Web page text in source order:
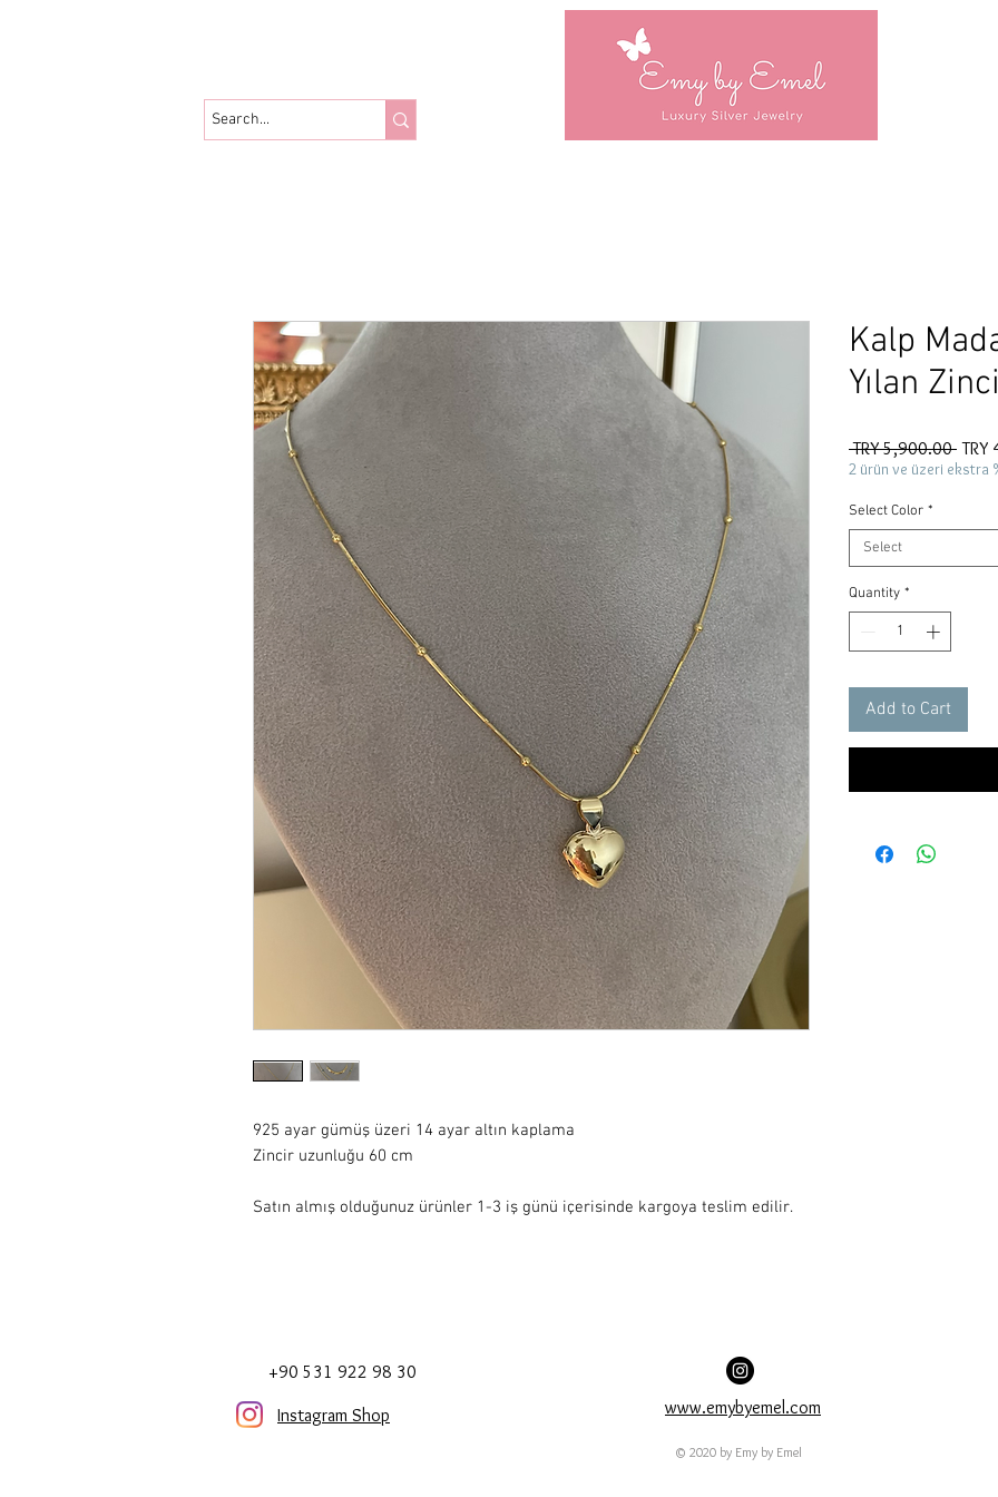
925 ayar gümüş üzeri 14 ayar altın kaplama
Zincir uzunluğu 60 cm
Satın almış olduğunuz ürünler 1-3 iş günü içerisinde kargoya teslim edilir.
Kalp
Yılan
TRY 5,900.00
Price
2 ürün ve üzeri ekstra
Select Color *
Select
Quantity *
Add to Cart
+90 531 922 98 30
Instagram Shop www.emybyemel.com
© 2020 by Emy by Emel